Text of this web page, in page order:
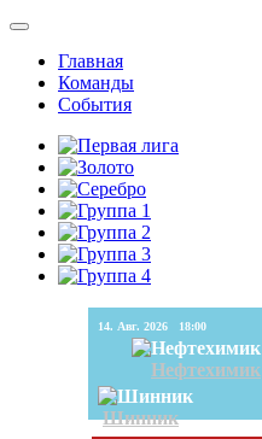
Главная
Команды
События
14. Авг. 2026 18:00
Нефтехимик
Шинник